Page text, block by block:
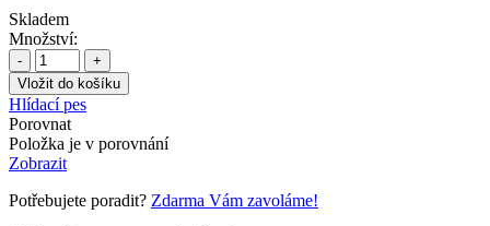
Skladem
Množství:
- +
Hlídací pes
Porovnat
Položka je v porovnání
Zobrazit
Potřebujete poradit? Zdarma Vám zavoláme!